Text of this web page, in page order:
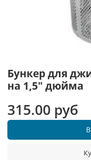
Бункер для
на 1,5" дюйма
315.00 руб